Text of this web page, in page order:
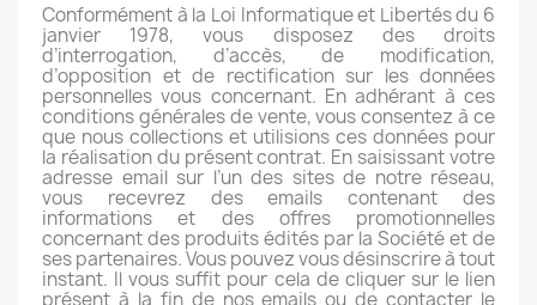
Conformément à la Loi Informatique et Libertés du 6
janvier 1978, vous disposez des droits
d’interrogation, d’accès, de modification,
d’opposition et de rectification sur les données
personnelles vous concernant. En adhérant à ces
conditions générales de vente, vous consentez à ce
que nous collections et utilisions ces données pour
la réalisation du présent contrat. En saisissant votre
adresse email sur l’un des sites de notre réseau,
vous recevrez des emails contenant des
informations et des offres promotionnelles
concernant des produits édités par la Société et de
ses partenaires. Vous pouvez vous désinscrire à tout
instant. Il vous suffit pour cela de cliquer sur le lien
présent à la fin de nos emails ou de contacter le